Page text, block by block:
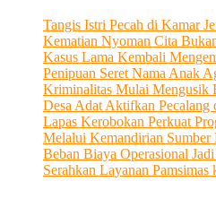
Tangis Istri Pecah di Kamar
Kematian Nyoman Cita
Kasus Lama Kembali
Penipuan Seret Nama Anak
Kriminalitas Mulai Mengusik
Desa Adat Aktifkan Pecalang
Lapas Kerobokan Perkuat
Melalui Kemandirian Sumber
Beban Biaya Operasional
Serahkan Layanan